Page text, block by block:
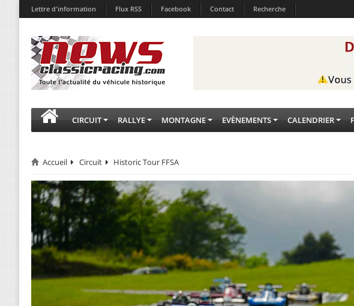
Lettre d'information Flux RSS Facebook Contact Recherche
CIRCUIT RALLYE MONTAGNE EVÈNEMENTS CALENDRIER
Accueil Circuit Historic Tour FFSA